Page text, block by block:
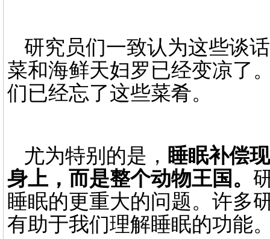
研究员们一致认为这些谈
菜和海鲜天妇罗已经变凉了
们已经忘了这些菜肴。
尤为特别的是， 睡眠补偿
身上，而是整个动物王国。
睡眠的更重大的问题。许多
有助于我们理解睡眠的功能